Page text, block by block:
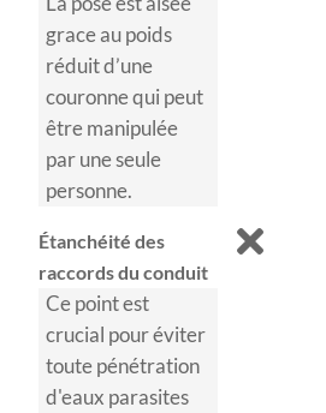
grace au poids
réduit d’une
couronne qui peut
être manipulée
par une seule
personne.
Étanchéité des
raccords du conduit
Ce point est
crucial pour éviter
toute pénétration
d'eaux parasites